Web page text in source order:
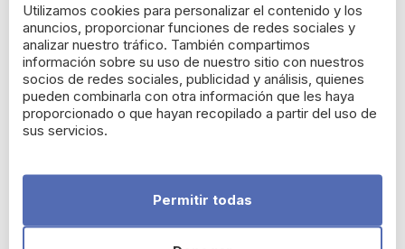
BeauTerra Gel de Ducha
Higo 1L
5,89 €
BeauTerra Gel de Ducha
Jazmín 1L
Utilizamos cookies para personalizar el contenido y los
anuncios, proporcionar funciones de redes sociales y
analizar nuestro tráfico. También compartimos
información sobre su uso de nuestro sitio con nuestros
socios de redes sociales, publicidad y análisis, quienes
pueden combinarla con otra información que les haya
proporcionado o que hayan recopilado a partir del uso de
sus servicios.
Permitir todas